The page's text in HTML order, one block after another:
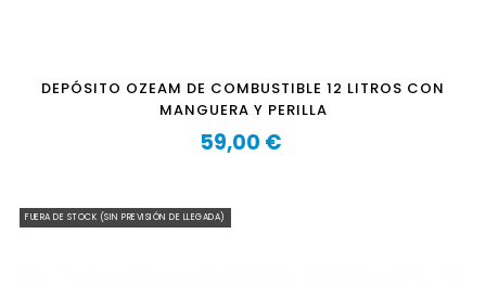
DEPÓSITO OZEAM DE COMBUSTIBLE 12 LITROS CON
MANGUERA Y PERILLA
Precio
59,00 €
FUERA DE STOCK (SIN PREVISIÓN DE LLEGADA)